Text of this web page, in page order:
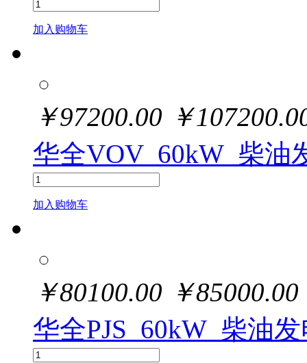
加入购物车
￥97200.00 ￥
华全VOV_60kW_柴油
加入购物车
￥80100.00 ￥85000.00
华全PJS_60kW_柴油